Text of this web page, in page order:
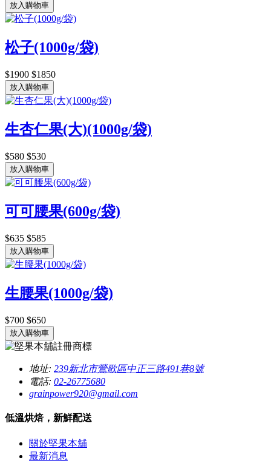
放入購物車
松子(1000g/袋)
$1900 $1850
放入購物車
生杏仁果(大)(1000g/袋)
$580 $530
放入購物車
可可腰果(600g/袋)
$635 $585
放入購物車
生腰果(1000g/袋)
$700 $650
放入購物車
地址: 239新北市鶯歌區中正三路491巷8號
電話: 02-26775680
grainpower920@gmail.com
低溫烘焙，新鮮配送
關於堅果本舖
最新消息